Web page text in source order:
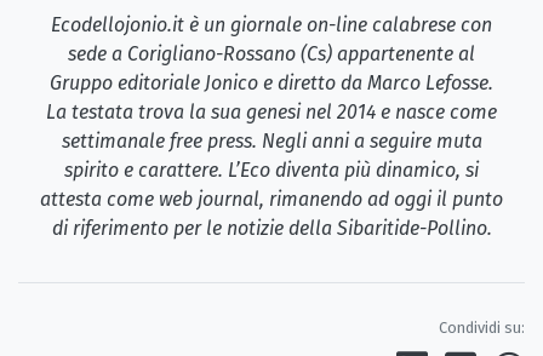
Ecodellojonio.it è un giornale on-line calabrese con
sede a Corigliano-Rossano (Cs) appartenente al
Gruppo editoriale Jonico e diretto da Marco Lefosse.
La testata trova la sua genesi nel 2014 e nasce come
settimanale free press. Negli anni a seguire muta
spirito e carattere. L’Eco diventa più dinamico, si
attesta come web journal, rimanendo ad oggi il punto
di riferimento per le notizie della Sibaritide-Pollino.
Condividi su: